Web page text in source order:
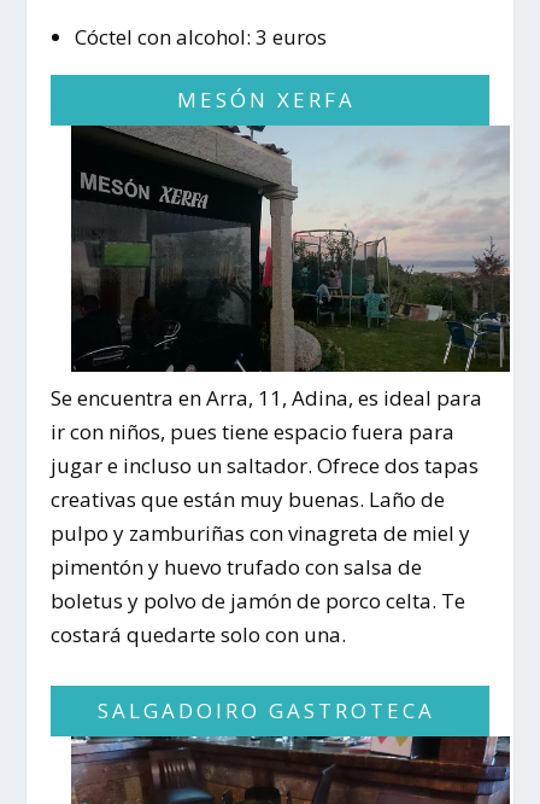
Cóctel con alcohol: 3 euros
MESÓN XERFA
Se encuentra en Arra, 11, Adina, es ideal para
ir con niños, pues tiene espacio fuera para
jugar e incluso un saltador. Ofrece dos tapas
creativas que están muy buenas. Laño de
pulpo y zamburiñas con vinagreta de miel y
pimentóny huevo trufado con salsa de
boletus y polvo de jamón de porco celta. Te
costará quedarte solo con una.
SALGADOIRO GASTROTECA